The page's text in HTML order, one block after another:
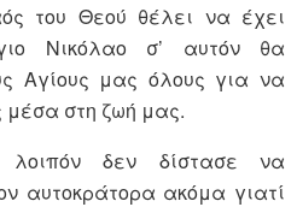
του Θεού θέλει να έχει
Νικόλαο σ’ αυτόν θα
Αγίους μας όλους για να
στη ζωή μας.
δεν δίστασε να
αυτοκράτορα ακόμα γιατί